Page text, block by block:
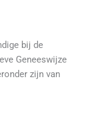
bij de
Geneeswijze
zijn van